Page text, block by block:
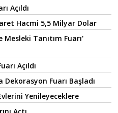
Açıldı
Hacmi 5,5 Milyar Dolar
Tanıtım Fuarı'
Açıldı
Fuarı Başladı
Yenileyeceklere
Açtı